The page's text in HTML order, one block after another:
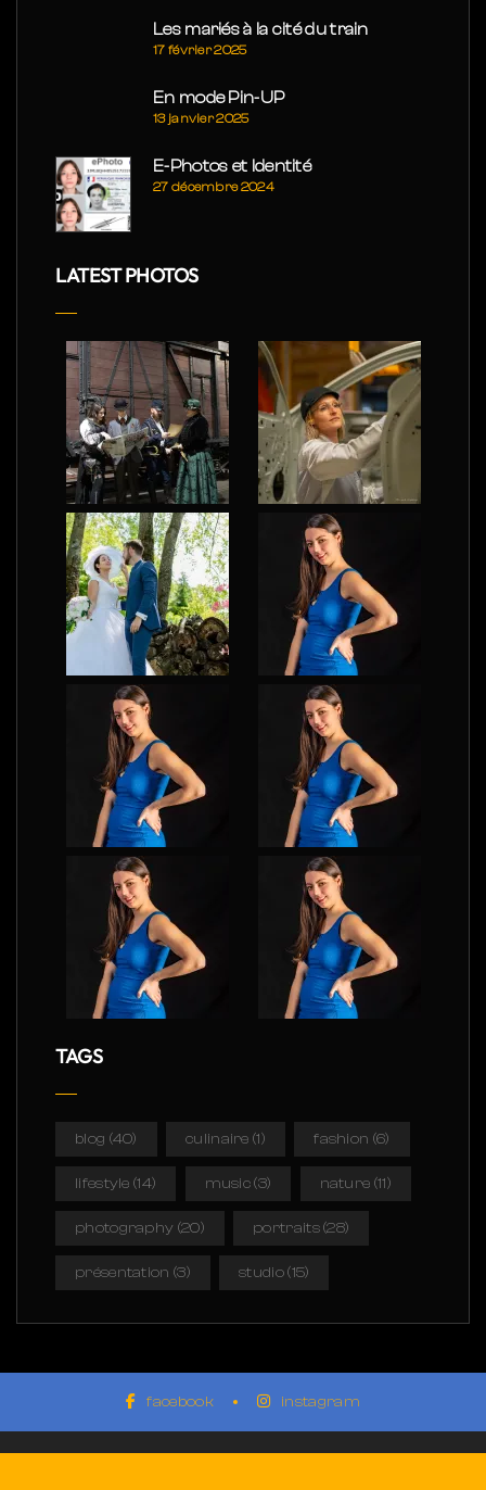
Les mariés à la cité du train
17 février 2025
En mode Pin-UP
13 janvier 2025
E-Photos et Identité
27 décembre 2024
LATEST PHOTOS
TAGS
blog (40) culinaire (1) fashion (6)
lifestyle (14) music(3) nature (11)
photography (20) portraits(28)
présentation (3) studio(15)
facebook instagram